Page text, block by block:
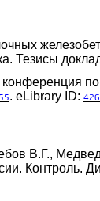
Тезисы
по
. eLibrary ID:
В.Г.,
Контроль.